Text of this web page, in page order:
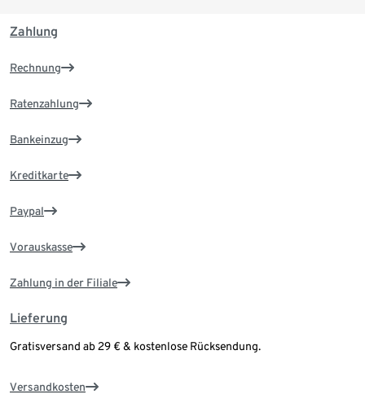
Zahlung
Rechnung
Ratenzahlung
Bankeinzug
Kreditkarte
Paypal
Vorauskasse
Zahlung in der Filiale
Lieferung
Gratisversand ab 29 € & kostenlose Rücksendung.
Versandkosten